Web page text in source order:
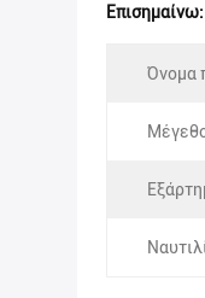
Επισημαίνω:
Όνομα